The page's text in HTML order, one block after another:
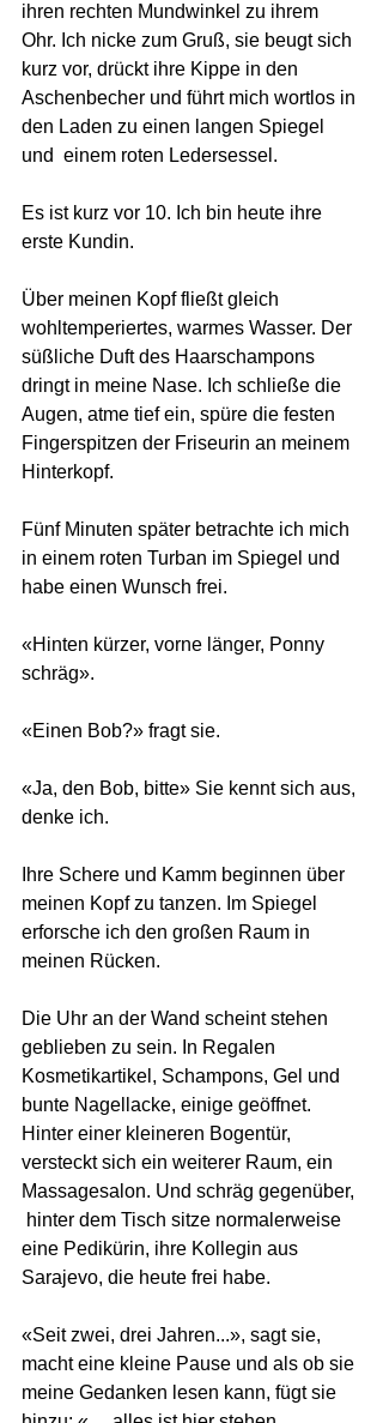
ihren rechten Mundwinkel zu ihrem
Ohr. Ich nicke zum Gruß, sie beugt sich
kurz vor, drückt ihre Kippe in den
Aschenbecher und führt mich wortlos in
den Laden zu einen langen Spiegel
und  einem roten Ledersessel.
Es ist kurz vor 10. Ich bin heute ihre
erste Kundin.
Über meinen Kopf fließt gleich
wohltemperiertes, warmes Wasser. Der
süßliche Duft des Haarschampons
dringt in meine Nase. Ich schließe die
Augen, atme tief ein, spüre die festen
Fingerspitzen der Friseurin an meinem
Hinterkopf.
Fünf Minuten später betrachte ich mich
in einem roten Turban im Spiegel und
habe einen Wunsch frei.
«Hinten kürzer, vorne länger, Ponny
schräg».
«Einen Bob?» fragt sie.
«Ja, den Bob, bitte» Sie kennt sich aus,
denke ich.
Ihre Schere und Kamm beginnen über
meinen Kopf zu tanzen. Im Spiegel
erforsche ich den großen Raum in
meinen Rücken.
Die Uhr an der Wand scheint stehen
geblieben zu sein. In Regalen
Kosmetikartikel, Schampons, Gel und
bunte Nagellacke, einige geöffnet.
Hinter einer kleineren Bogentür,
versteckt sich ein weiterer Raum, ein
Massagesalon. Und schräg gegenüber,
hinter dem Tisch sitze normalerweise
eine Pedikürin, ihre Kollegin aus
Sarajevo, die heute frei habe.
«Seit zwei, drei Jahren...», sagt sie,
macht eine kleine Pause und als ob sie
meine Gedanken lesen kann, fügt sie